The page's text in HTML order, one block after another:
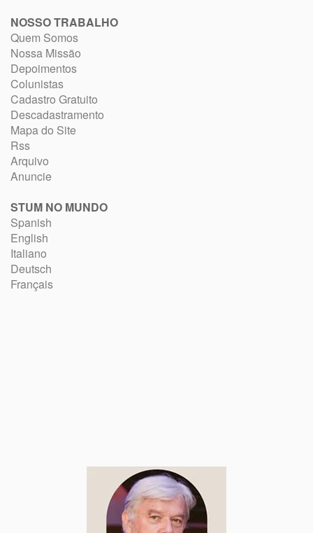
NOSSO TRABALHO
Quem Somos
Nossa Missão
Depoimentos
Colunistas
Cadastro Gratuito
Descadastramento
Mapa do Site
Rss
Arquivo
Anuncie
STUM NO MUNDO
Spanish
English
Italiano
Deutsch
Français